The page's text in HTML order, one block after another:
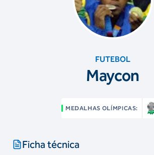
FUTEBOL
Maycon
MEDALHAS OLÍMPICAS:
Ficha técnica